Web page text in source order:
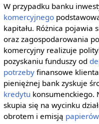
W przypadku banku
komercyjnego
kapitału. Różnica pojawia
oraz zagospodarowania
komercyjny realizuje
pozyskaniu funduszy od
potrzebyfinansowe
pieniężnej bank zyskuje
kredytu konsumenckiego.
skupia się na wycinku
obrotem i emisją